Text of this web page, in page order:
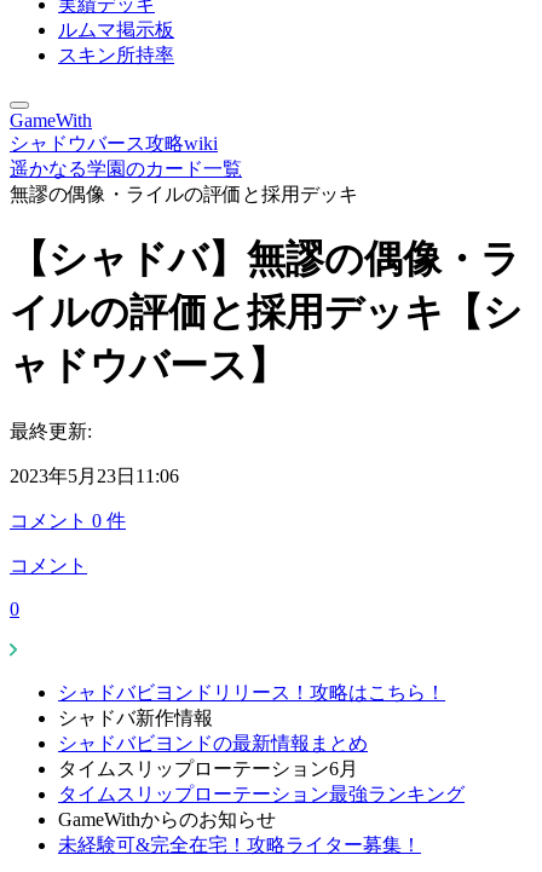
実績デッキ
ルムマ掲示板
スキン所持率
GameWith
シャドウバース攻略wiki
遥かなる学園のカード一覧
無謬の偶像・ライルの評価と採用デッキ
【シャドバ】無謬の偶像・ラ
イルの評価と採用デッキ【シ
ャドウバース】
最終更新:
2023年5月23日11:06
コメント 0 件
コメント
0
シャドバビヨンドリリース！攻略はこちら！
シャドバ新作情報
シャドバビヨンドの最新情報まとめ
タイムスリップローテーション6月
タイムスリップローテーション最強ランキング
GameWithからのお知らせ
未経験可&完全在宅！攻略ライター募集！